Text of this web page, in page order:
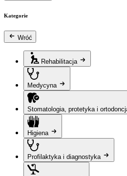
Kategorie
Wróć
Rehabilitacja
Medycyna
Stomatologia, protetyka i
Higiena
Profilaktyka i diagnostyka